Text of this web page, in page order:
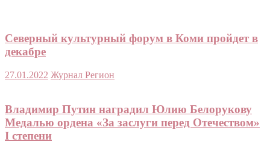
Северный культурный форум в Коми пройдет в
декабре
27.01.2022 Журнал Регион
Владимир Путин наградил Юлию Белорукову
Медалью ордена «За заслуги перед Отечеством»
I степени